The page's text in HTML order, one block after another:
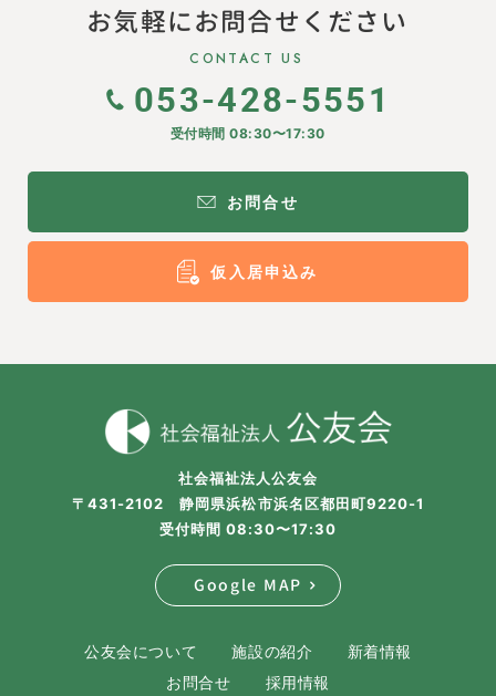
お気軽にお問合せください
CONTACT US
053-428-5551
受付時間 08:30〜17:30
お問合せ
仮入居申込み
社会福祉法人公友会
〒431-2102 静岡県浜松市浜名区都田町9220-1
受付時間 08:30〜17:30
Google MAP
公友会について 施設の紹介
新着情報
お問合せ
採用情報